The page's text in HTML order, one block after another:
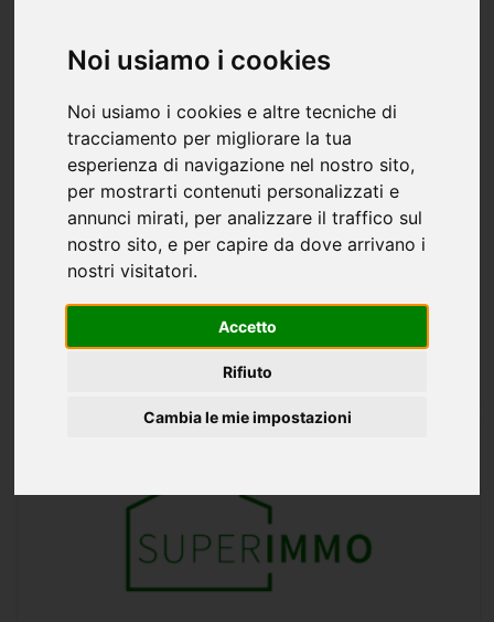
Noi usiamo i cookies
Noi usiamo i cookies e altre tecniche di
tracciamento per migliorare la tua
esperienza di navigazione nel nostro sito,
per mostrarti contenuti personalizzati e
annunci mirati, per analizzare il traffico sul
nostro sito, e per capire da dove arrivano i
nostri visitatori.
Accetto
Rifiuto
Cambia le mie impostazioni
Appartamento quadrilocale in vendita a
Ameglia
trattativa riservata 4 stanze 2 bagni
In bel residence con piscina appartamento al primo ed
studio (3^ camera) 2 bagni, 2 grandi terrazze con vista mare
AMEGLIA